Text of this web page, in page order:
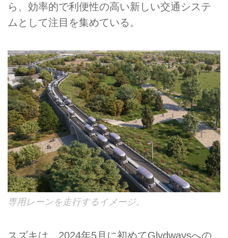
ら、効率的で利便性の高い新しい交通システ
ムとして注目を集めている。
専用レーンを走行するイメージ。
スズキは、2024年5月に初めてGlydwaysへの